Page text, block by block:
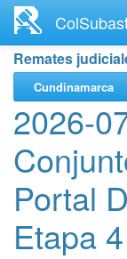
contenido
principal
Remates
Cundinamarca
2026-
Portal
Etapa 4